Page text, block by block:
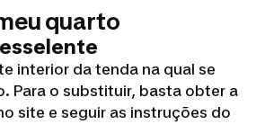
quarto
interior da tenda na qual se
Para o substituir, basta obter a
site e seguir as instruções do